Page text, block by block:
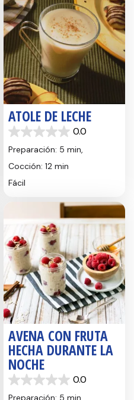
ATOLE DE LECHE
0.0
0.0
de
estrellas.
Preparación: 5 min,
Cocción: 12 min
Fácil
AVENA CON FRUTA
HECHA DURANTE LA
NOCHE
0.0
0.0
de
Preparación: 5 min